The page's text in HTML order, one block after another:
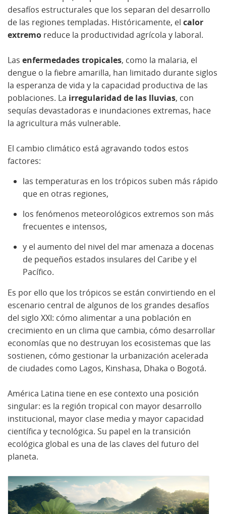
desafíos estructurales que los separan del desarrollo
de las regiones templadas. Históricamente, el calor
extremo reduce la productividad agrícola y laboral.
Las enfermedades tropicales, como la malaria, el
dengue o la fiebre amarilla, han limitado durante siglos
la esperanza de vida y la capacidad productiva de las
poblaciones. La irregularidad de las lluvias, con
sequías devastadoras e inundaciones extremas, hace
la agricultura más vulnerable.
El cambio climático está agravando todos estos
factores:
las temperaturas en los trópicos suben más rápido
que en otras regiones,
los fenómenos meteorológicos extremos son más
frecuentes e intensos,
y el aumento del nivel del mar amenaza a docenas
de pequeños estados insulares del Caribe y el
Pacífico.
Es por ello que los trópicos se están convirtiendo en el
escenario central de algunos de los grandes desafíos
del siglo XXI: cómo alimentar a una población en
crecimiento en un clima que cambia, cómo desarrollar
economías que no destruyan los ecosistemas que las
sostienen, cómo gestionar la urbanización acelerada
de ciudades como Lagos, Kinshasa, Dhaka o Bogotá.
América Latina tiene en ese contexto una posición
singular: es la región tropical con mayor desarrollo
institucional, mayor clase media y mayor capacidad
científica y tecnológica. Su papel en la transición
ecológica global es una de las claves del futuro del
planeta.